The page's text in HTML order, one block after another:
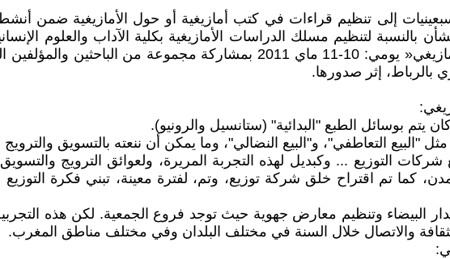
إلى تنظيم قراءات في كتب أمازيغية أو حول الأمازيغية ضمن
بالنسبة لتنظيم مسلك الدراسات الأمازيغية بكلية الآداب والعلوم
الملكي للثقافة الأمازيغية، نشاط ثقافي تحت عنوان» أيام الكتاب الأمازيغي« يومي: 10-11 ماي
بالرباط، إثر صدورها.
يتم بوسائل الطبع "البدائية" (ستانسيل والرونيو).
"البيع التعاطفي"، و"البيع النضالي"، وما يمكن أن ننعته بالتسويق
التوزيع ... وكبديل لهذه التجربة المريرة، ولعوائق الترويج
كما تم اقتراح خلق شركة توزيع، وتم، لفترة معينة، تبني فكرة
البيضاء وتنظيم معارض جهوية حيث توجد فروع الجمعية. لكن هذه
الثقافة والاتصال خلال السنة في مختلف البلدان وفي مختلف مناطق المغرب.